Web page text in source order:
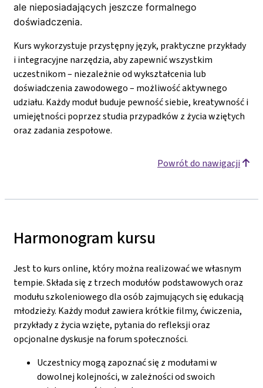
ale nieposiadających jeszcze formalnego
doświadczenia.
Kurs wykorzystuje przystępny język, praktyczne przykłady
i integracyjne narzędzia, aby zapewnić wszystkim
uczestnikom – niezależnie od wykształcenia lub
doświadczenia zawodowego – możliwość aktywnego
udziału. Każdy moduł buduje pewność siebie, kreatywność i
umiejętności poprzez studia przypadków z życia wziętych
oraz zadania zespołowe.
Powrót do nawigacji
Harmonogram kursu
Jest to kurs online, który można realizować we własnym
tempie. Składa się z trzech modułów podstawowych oraz
modułu szkoleniowego dla osób zajmujących się edukacją
młodzieży. Każdy moduł zawiera krótkie filmy, ćwiczenia,
przykłady z życia wzięte, pytania do refleksji oraz
opcjonalne dyskusje na forum społeczności.
Uczestnicy mogą zapoznać się z modułami w
dowolnej kolejności, w zależności od swoich